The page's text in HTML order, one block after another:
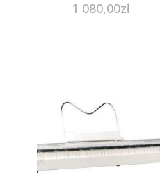
CHRONOHISTORIA2
1 080,00zł